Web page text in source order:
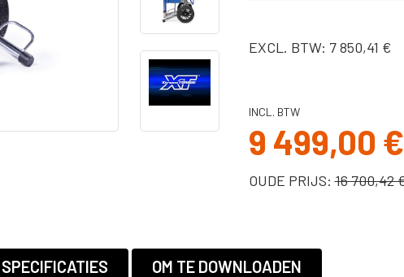
Spuitnaalden
Pistolen
Pakkingen, o-
ringen
Onderdelen Ultra
Onderdelen GX
serie
Banjo
TT
EXCL. BTW: 7 850,41 €
INCL. BTW
9 499,00 €
OUDE PRIJS:16 700,42
SPECIFICATIES OM TE DOWNLOADEN